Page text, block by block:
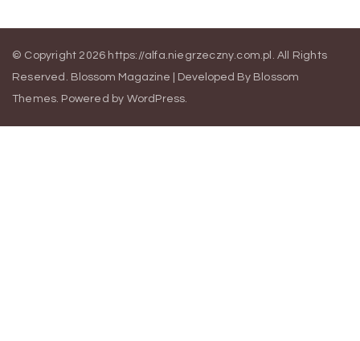
© Copyright 2026 https://alfa.niegrzeczny.com.pl . All Rights
Reserved. Blossom Magazine | Developed By Blossom
Themes. Powered by WordPress.